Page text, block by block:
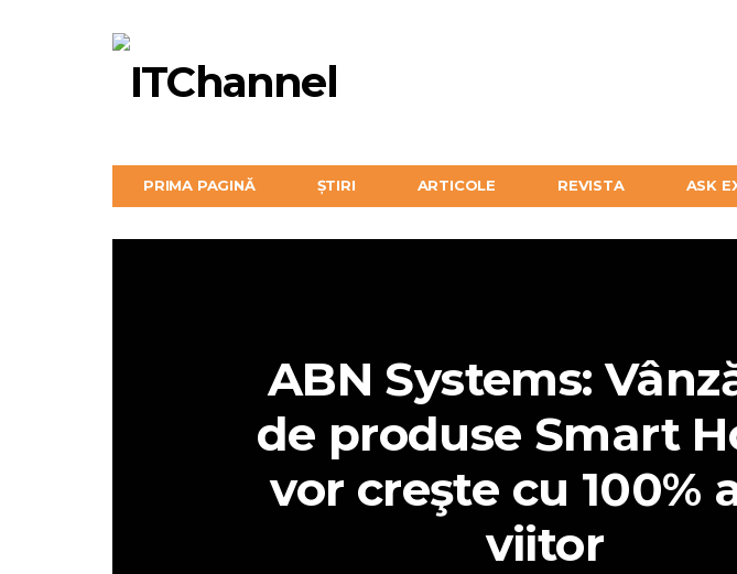
PRIMA PAGINĂ ȘTIRI ARTICOLE REVISTA ASK
ABN Systems:
de produse Smart
vor creşte cu 100%
viitor